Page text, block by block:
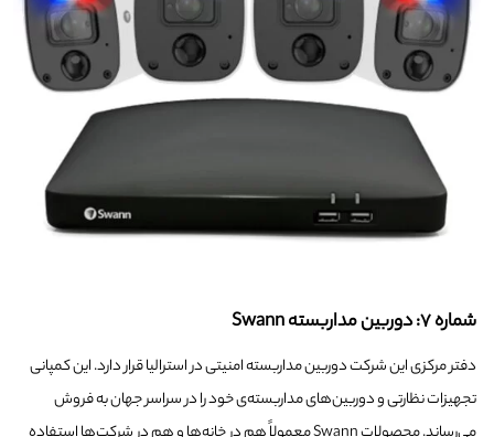
شماره ۷: دوربین مداربسته Swann
دفتر مرکزی این شرکت دوربین مداربسته امنیتی در استرالیا قرار دارد. این کمپانی
تجهیزات نظارتی و دوربین‌های مداربسته‌ی خود را در سراسر جهان به فروش